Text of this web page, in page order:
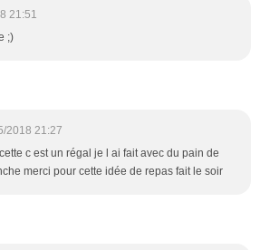
21:51
;)
2018 21:27
c est un régal je l ai fait avec du pain de
merci pour cette idée de repas fait le soir